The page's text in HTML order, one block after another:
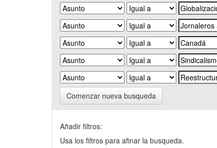
Comenzar nueva busqueda
Añadir filtros:
Usa los filtros para afinar la busqueda.